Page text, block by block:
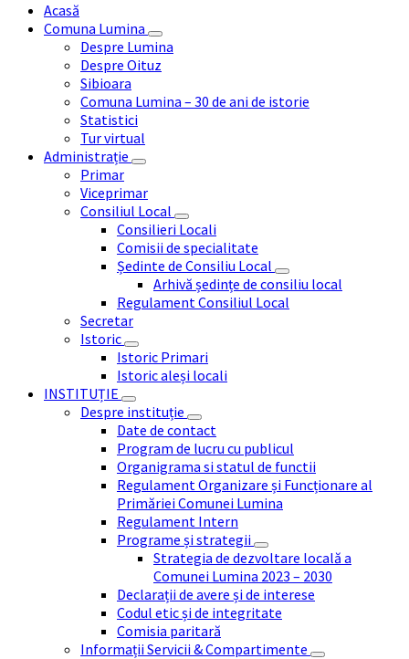
Acasă
Comuna Lumina
Despre Lumina
Despre Oituz
Sibioara
Comuna Lumina – 30 de ani de istorie
Statistici
Tur virtual
Administrație
Primar
Viceprimar
Consiliul Local
Consilieri Locali
Comisii de specialitate
Ședinte de Consiliu Local
Arhivă ședințe de consiliu local
Regulament Consiliul Local
Secretar
Istoric
Istoric Primari
Istoric aleși locali
INSTITUȚIE
Despre instituție
Date de contact
Program de lucru cu publicul
Organigrama si statul de functii
Regulament Organizare și Funcționare al
Primăriei Comunei Lumina
Regulament Intern
Programe și strategii
Strategia de dezvoltare locală a
Comunei Lumina 2023 – 2030
Declarații de avere și de interese
Codul etic și de integritate
Comisia paritară
Informații Servicii & Compartimente